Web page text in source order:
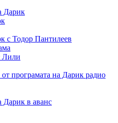
Дарик
с Тодор Пантилеев
Лили
програмата на Дарик радио
Дарик в аванс